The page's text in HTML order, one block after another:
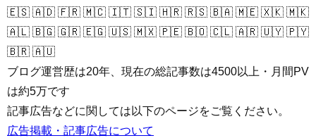
🇪🇸 🇦🇩 🇫🇷 🇲🇨 🇮🇹 🇸🇮 🇭🇷 🇷🇸 🇧🇦 🇲🇪 🇽🇰 🇲🇰
🇦🇱 🇧🇬 🇬🇷 🇪🇬 🇺🇸 🇲🇽 🇵🇪 🇧🇴 🇨🇱 🇦🇷 🇺🇾 🇵🇾
🇧🇷 🇦🇺
ブログ運営歴は20年、現在の総記事数は4500以上・月間PV
は約5万です
記事広告などに関しては以下のページをご覧ください。
広告掲載・記事広告について